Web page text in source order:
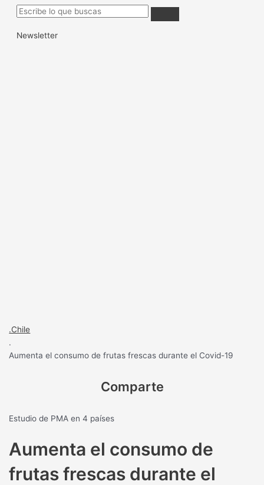
Newsletter
.Chile
.
Aumenta el consumo de frutas frescas durante el Covid-19
Comparte
Estudio de PMA en 4 países
Aumenta el consumo de
frutas frescas durante el